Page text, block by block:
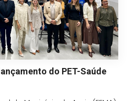
do PET-Saúde